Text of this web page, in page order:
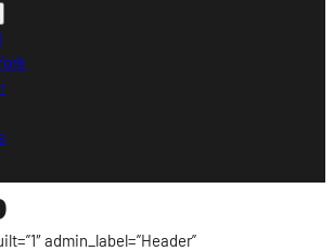
admin_label=”Header”